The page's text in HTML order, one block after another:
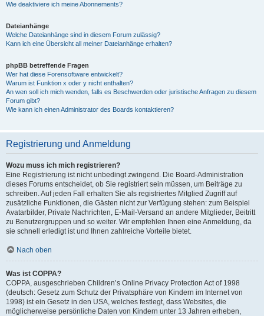
Wie deaktiviere ich meine Abonnements?
Dateianhänge
Welche Dateianhänge sind in diesem Forum zulässig?
Kann ich eine Übersicht all meiner Dateianhänge erhalten?
phpBB betreffende Fragen
Wer hat diese Forensoftware entwickelt?
Warum ist Funktion x oder y nicht enthalten?
An wen soll ich mich wenden, falls es Beschwerden oder juristische Anfragen zu diesem
Forum gibt?
Wie kann ich einen Administrator des Boards kontaktieren?
Registrierung und Anmeldung
Wozu muss ich mich registrieren?
Eine Registrierung ist nicht unbedingt zwingend. Die Board-Administration
dieses Forums entscheidet, ob Sie registriert sein müssen, um Beiträge zu
schreiben. Auf jeden Fall erhalten Sie als registriertes Mitglied Zugriff auf
zusätzliche Funktionen, die Gästen nicht zur Verfügung stehen: zum Beispiel
Avatarbilder, Private Nachrichten, E-Mail-Versand an andere Mitglieder, Beitritt
zu Benutzergruppen und so weiter. Wir empfehlen Ihnen eine Anmeldung, da
sie schnell erledigt ist und Ihnen zahlreiche Vorteile bietet.
Nach oben
Was ist COPPA?
COPPA, ausgeschrieben Children’s Online Privacy Protection Act of 1998
(deutsch: Gesetz zum Schutz der Privatsphäre von Kindern im Internet von
1998) ist ein Gesetz in den USA, welches festlegt, dass Websites, die
möglicherweise persönliche Daten von Kindern unter 13 Jahren erheben,